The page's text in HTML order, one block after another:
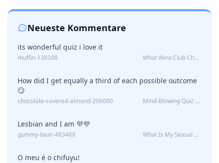
Neueste Kommentare
its wonderful quiz i love it
muffin-139398 What Winx Club Character Are You?
How did I get equally a third of each possible outcome
😏
chocolate-covered-almond-206080 Mind-Blowing Quiz Reveals: Will I Be Alone Forever?
Lesbian and I am 💜💜
gummy-bear-483469 What Is My Sexual Orientation: Uncovered
O meu é o chifuyu!